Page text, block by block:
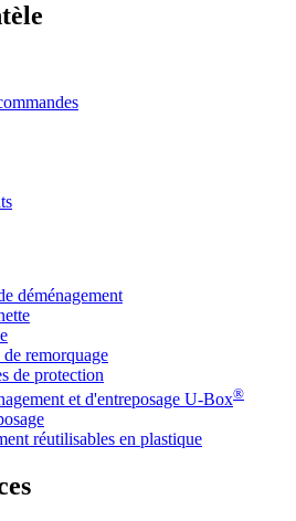
déménagement
remorquage
de protection
et d'entreposage U-Box®
réutilisables en plastique